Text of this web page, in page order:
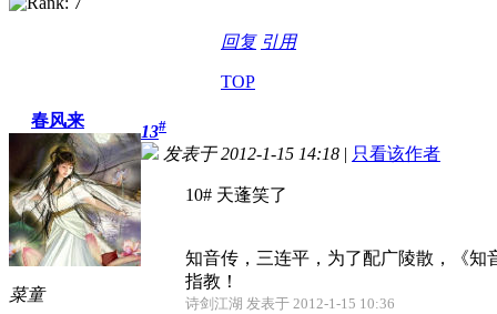
回复 引用
TOP
春风来
菜童
13#
发表于 2012-1-15 14:18 | 只看该作者
10# 天蓬笑了
知音传，三连平，为了配广陵散，《
指教！
诗剑江湖 发表于 2012-1-15 10:36